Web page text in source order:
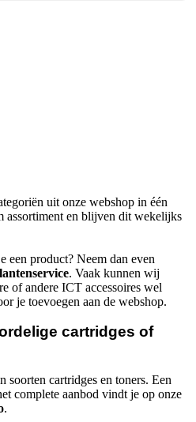
uit onze webshop in één
assortiment en blijven dit wekelijks
een product? Neem dan even
. Vaak kunnen wij
of andere ICT accessoires wel
je toevoegen aan de webshop.
cartridges of
soorten cartridges en toners. Een
complete aanbod vindt je op onze
.